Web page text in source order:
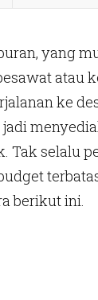
yang
atau
ke
Tak selalu
berikut ini.